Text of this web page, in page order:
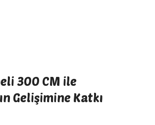
300 CM ile
Gelişimine Katkı